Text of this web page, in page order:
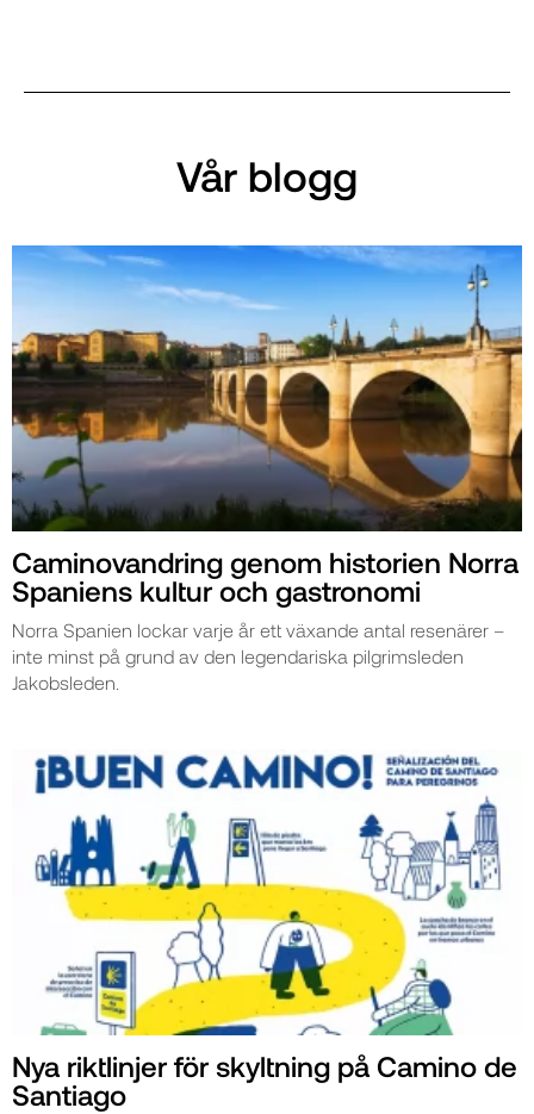
Vår blogg
Caminovandring genom historien Norra
Spaniens kultur och gastronomi
Norra Spanien lockar varje år ett växande antal resenärer –
inte minst på grund av den legendariska pilgrimsleden
Jakobsleden.
Nya riktlinjer för skyltning på Camino de
Santiago